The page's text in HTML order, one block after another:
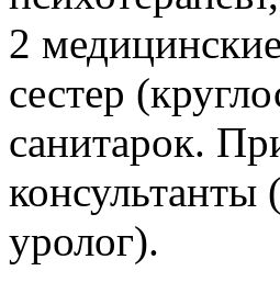
2
сестер
санитарок.
консультанты
уролог).